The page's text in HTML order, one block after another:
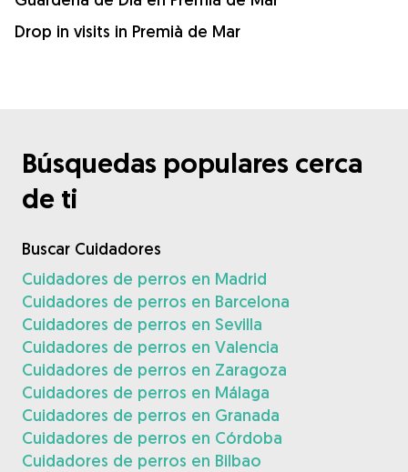
Drop in visits in Premià de Mar
Búsquedas populares cerca
de ti
Buscar Cuidadores
Cuidadores de perros en Madrid
Cuidadores de perros en Barcelona
Cuidadores de perros en Sevilla
Cuidadores de perros en Valencia
Cuidadores de perros en Zaragoza
Cuidadores de perros en Málaga
Cuidadores de perros en Granada
Cuidadores de perros en Córdoba
Cuidadores de perros en Bilbao